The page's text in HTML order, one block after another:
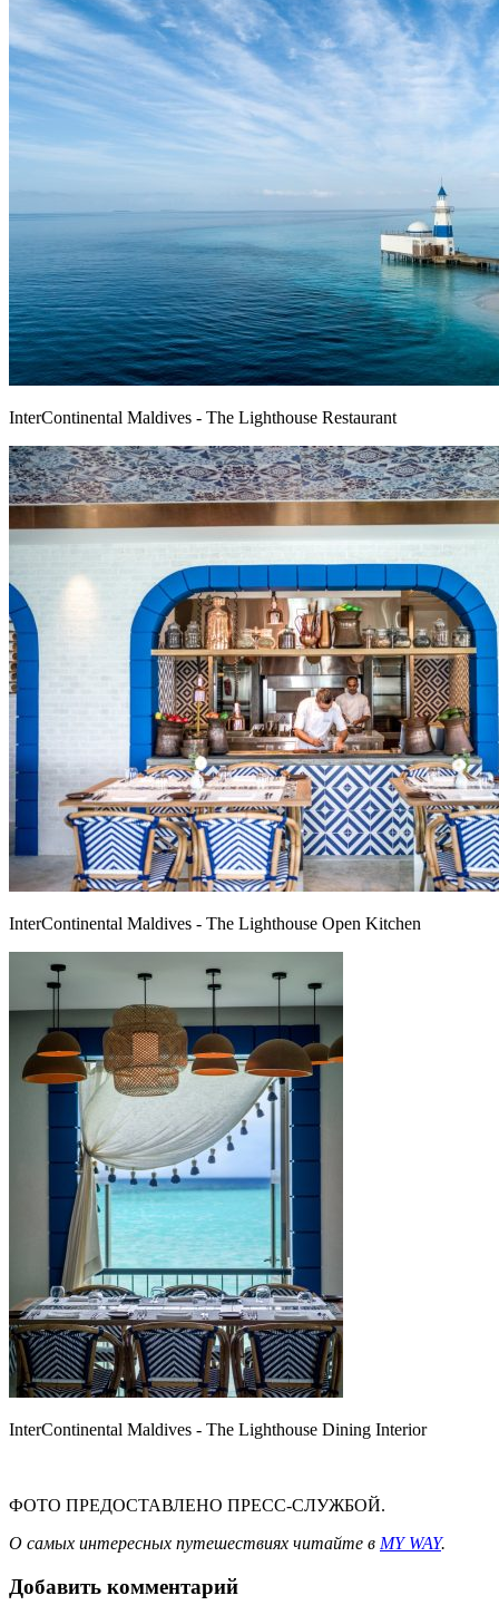
InterContinental Maldives - The Lighthouse Restaurant
InterContinental Maldives - The Lighthouse Open Kitchen
InterContinental Maldives - The Lighthouse Dining Interior
ФОТО ПРЕДОСТАВЛЕНО ПРЕСС-СЛУЖБОЙ.
О самых интересных путешествиях читайте в MY WAY.
Добавить комментарий